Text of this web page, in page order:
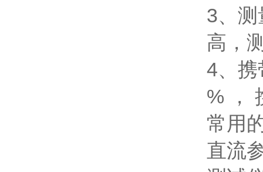
3、
高，
4、携
% ，
常用
直流